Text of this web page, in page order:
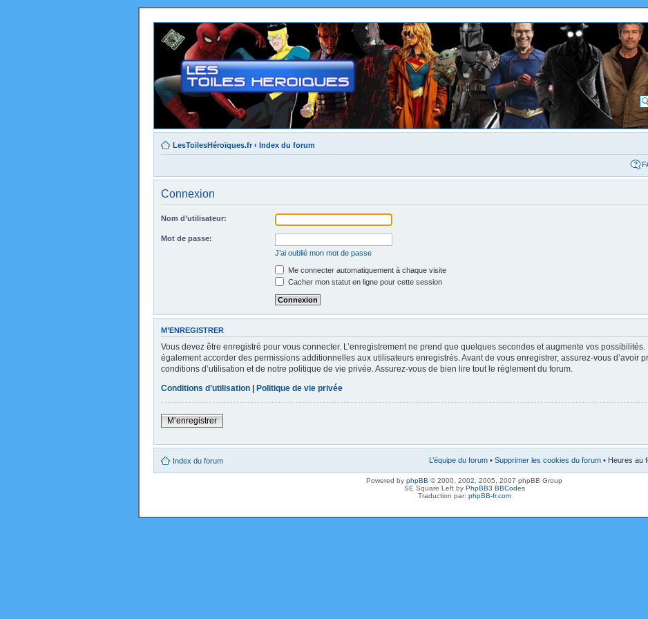
LesToilesHéroïques.fr ‹ Index du forum
Connexion
Nom d’utilisateur:
Mot de passe:
J’ai oublié mon mot de passe
Me connecter automatiquement à chaque visite
Cacher mon statut en ligne pour cette session
M’ENREGISTRER
Vous devez être enregistré pour vous connecter. L’enregistrement ne prend que quelques secondes et augmente vos possibilités.
également accorder des permissions additionnelles aux utilisateurs enregistrés. Avant de vous enregistrer, assurez-vous d’avoir
conditions d’utilisation et de notre politique de vie privée. Assurez-vous de bien lire tout le règlement du forum.
Conditions d’utilisation | Politique de vie privée
M’enregistrer
Index du forum L’équipe du forum • Supprimer les cookies du forum • Heures au
Powered by phpBB © 2000, 2002, 2005, 2007 phpBB Group
SE Square Left by PhpBB3 BBCodes
Traduction par: phpBB-fr.com